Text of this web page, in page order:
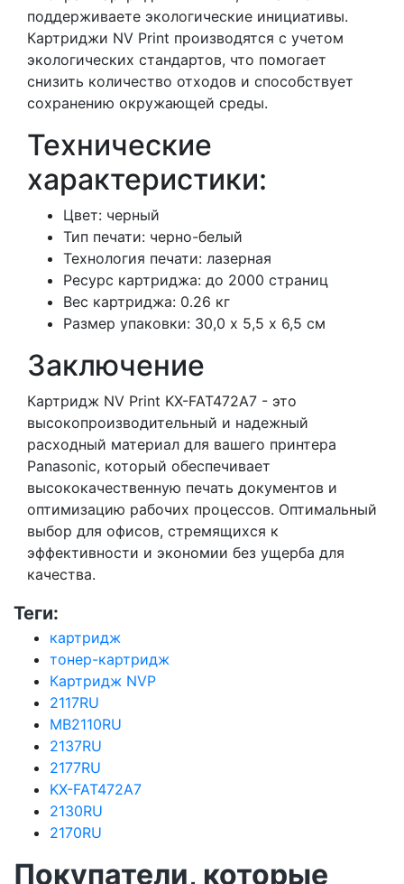
поддерживаете экологические инициативы.
Картриджи NV Print производятся с учетом
экологических стандартов, что помогает
снизить количество отходов и способствует
сохранению окружающей среды.
Технические
характеристики:
Цвет: черный
Тип печати: черно-белый
Технология печати: лазерная
Ресурс картриджа: до 2000 страниц
Вес картриджа: 0.26 кг
Размер упаковки: 30,0 х 5,5 х 6,5 см
Заключение
Картридж NV Print KX-FAT472A7 - это
высокопроизводительный и надежный
расходный материал для вашего принтера
Panasonic, который обеспечивает
высококачественную печать документов и
оптимизацию рабочих процессов. Оптимальный
выбор для офисов, стремящихся к
эффективности и экономии без ущерба для
качества.
Теги:
картридж
тонер-картридж
Картридж NVP
2117RU
MB2110RU
2137RU
2177RU
KX-FAT472A7
2130RU
2170RU
Покупатели, которые